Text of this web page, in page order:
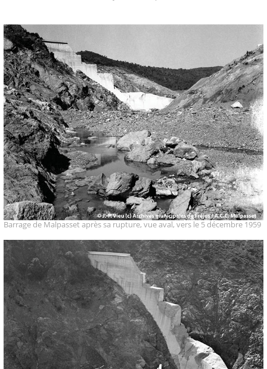
Barrage de Malpasset après sa rupture, vue aval, vers le 5 décembre 1959